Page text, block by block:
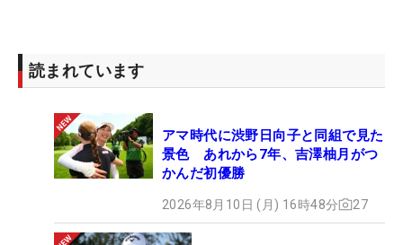
「多くの方に応援を頂いて、励みになりました。声
受けて戦う。
読まれています
アマ時代に渋野日向子と同組で見た
景色 あれから7年、吉澤柚月がつ
かんだ初優勝
2026年8月10日 (月) 16時48分 27